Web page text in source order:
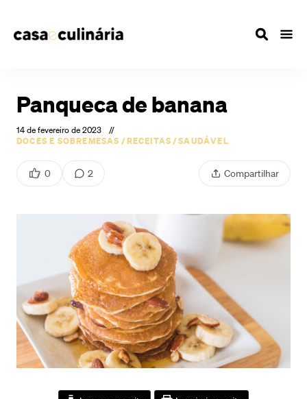
Panqueca de banana
14 de fevereiro de 2023
//
DOCES E SOBREMESAS /RECEITAS/SAUDÁVEL
0 2 Compartilhar